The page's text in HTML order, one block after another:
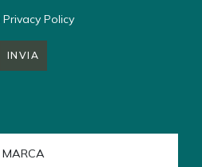
Privacy Policy
INVIA
MARCA